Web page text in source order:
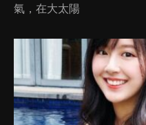
氣，在大太陽